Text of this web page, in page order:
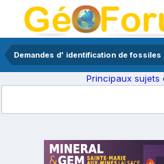
Demandes d' identification de fossiles
Principaux sujets